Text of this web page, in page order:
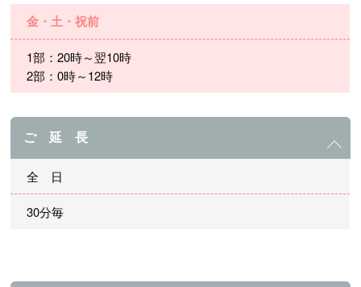
金・土・祝前
1部：20時～翌10時
2部：0時～12時
ご 延 長
全 日
30分毎